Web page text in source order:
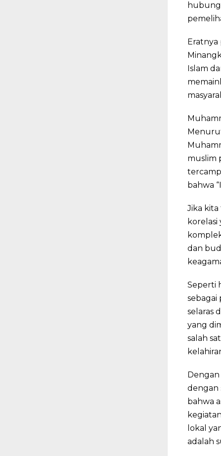
Eratnya
Islam
muslim
bahwa
Jika
dan
Seperti
selaras
yang
salah
dengan
bahwa
lokal
adalah